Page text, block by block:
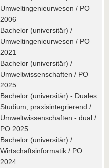
Umweltingenieurwesen / PO
2006
Bachelor (universitär) /
Umweltingenieurwesen / PO
2021
Bachelor (universitär) /
Umweltwissenschaften / PO
2025
Bachelor (universitär) - Duales
Studium, praxisintegrierend /
Umweltwissenschaften - dual /
PO 2025
Bachelor (universitär) /
Wirtschaftsinformatik / PO
2024